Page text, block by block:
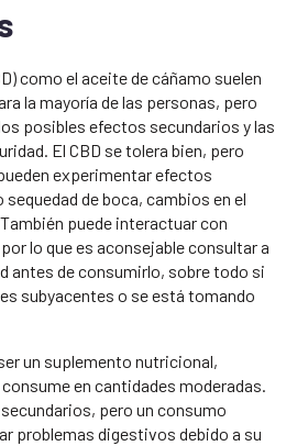
como el aceite de cáñamo suelen
la mayoría de las personas, pero
posibles efectos secundarios y las
El CBD se tolera bien, pero
experimentar efectos
de boca, cambios en el
puede interactuar con
lo que es aconsejable consultar a
antes de consumirlo, sobre todo si
subyacentes o se está tomando
un suplemento nutricional,
en cantidades moderadas.
pero un consumo
problemas digestivos debido a su